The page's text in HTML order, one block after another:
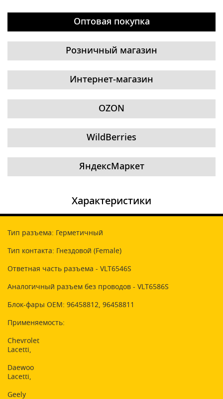
Оптовая покупка
Розничный магазин
Интернет-магазин
OZON
WildBerries
ЯндексМаркет
Характеристики
Тип разъема: Герметичный
Тип контакта: Гнездовой (Female)
Ответная часть разъема - VLT6546S
Аналогичный разъем без проводов - VLT6586S
Блок-фары OEM: 96458812, 96458811
Применяемость:
Chevrolet
Lacetti,
Daewoo
Lacetti,
Geely